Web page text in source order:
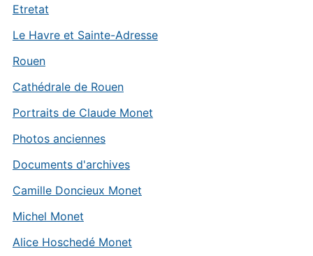
Etretat
Le Havre et Sainte-Adresse
Rouen
Cathédrale de Rouen
Portraits de Claude Monet
Photos anciennes
Documents d'archives
Camille Doncieux Monet
Michel Monet
Alice Hoschedé Monet